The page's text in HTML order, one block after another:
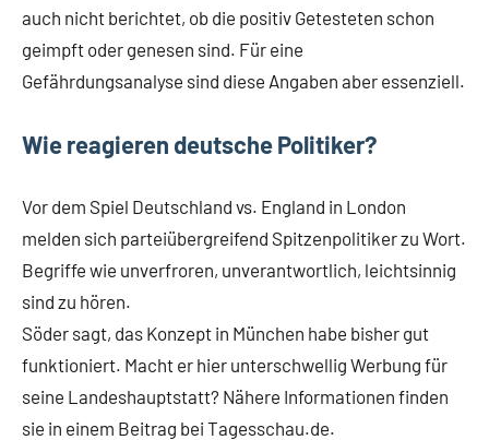
auch nicht berichtet, ob die positiv Getesteten schon
geimpft oder genesen sind. Für eine
Gefährdungsanalyse sind diese Angaben aber essenziell.
Wie reagieren deutsche Politiker?
Vor dem Spiel Deutschland vs. England in London
melden sich parteiübergreifend Spitzenpolitiker zu Wort.
Begriffe wie unverfroren, unverantwortlich, leichtsinnig
sind zu hören.
Söder sagt, das Konzept in München habe bisher gut
funktioniert. Macht er hier unterschwellig Werbung für
seine Landeshauptstatt? Nähere Informationen finden
sie in einem Beitrag bei Tagesschau.de.